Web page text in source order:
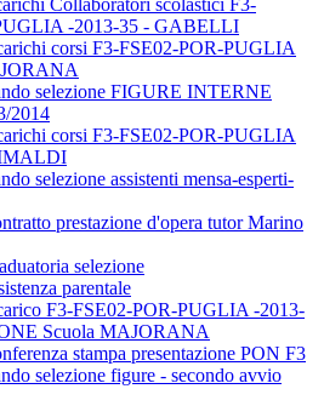
Collaboratori scolastici F3-
-2013-35 - GABELLI
corsi F3-FSE02-POR-PUGLIA
selezione FIGURE INTERNE
2014
corsi F3-FSE02-POR-PUGLIA
selezione assistenti mensa-esperti-
prestazione d'opera tutor Marino
selezione
parentale
F3-FSE02-POR-PUGLIA -2013-
Scuola MAJORANA
stampa presentazione PON F3
selezione figure - secondo avvio